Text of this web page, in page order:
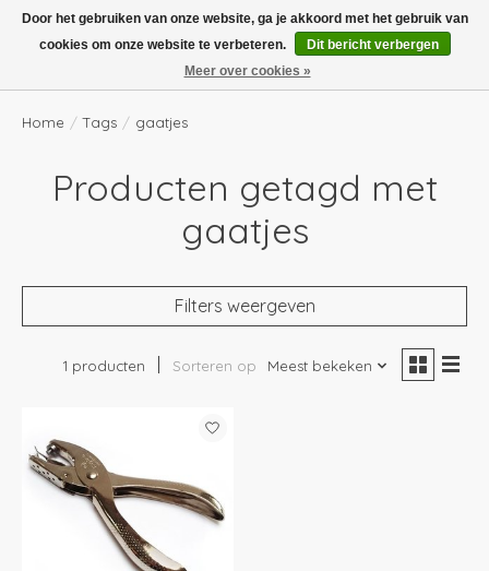
Boven de €100,- gratis verzending! Vóór 14.00 besteld, volgende dag in huis!
Verlanglijst
Home / Tags / gaatjes
Producten getagd met
gaatjes
Filters weergeven
1 producten Sorteren op Meest bekeken
Door het gebruiken van onze website, ga je akkoord met het gebruik van
cookies om onze website te verbeteren.
Dit bericht verbergen
Meer over cookies »